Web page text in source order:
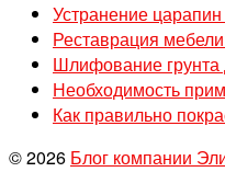
Устранение
Реставрация
Шлифование грунта
Необходимость
Как правильно
© 2026 Блог компании